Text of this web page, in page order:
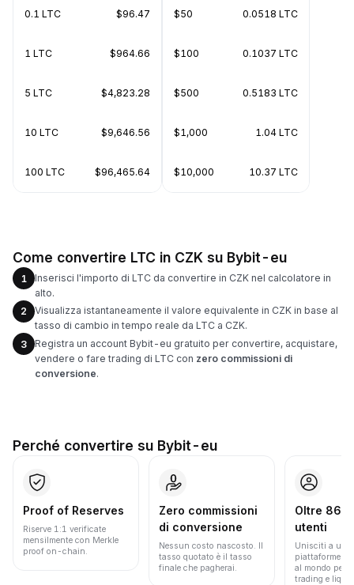
0.1 LTC $96.47
1 LTC $964.66
5 LTC $4,823.28
10 LTC $9,646.56
100 LTC $96,465.64
$50 0.0518 LTC
$100 0.1037 LTC
$500 0.5183 LTC
$1,000 1.04 LTC
$10,000 10.37 LTC
Come convertire LTC in CZK su Bybit-eu
1
Inserisci l'importo di LTC da convertire in CZK nel calcolatore in
alto.
2
Visualizza istantaneamente il valore equivalente in CZK in base al
tasso di cambio in tempo reale da LTC a CZK.
3
Registra un account Bybit-eu gratuito per convertire, acquistare,
vendere o fare trading di LTC con zero commissioni di
conversione.
Perché convertire su Bybit-eu
Proof of Reserves
Riserve 1:1 verificate
mensilmente con Merkle
proof on-chain.
Zero commissioni
di conversione
Nessun costo nascosto. Il
tasso quotato è il tasso
finale che pagherai.
Oltre 86
utenti
Unisciti a una
piattaforme
al mondo per
trading e